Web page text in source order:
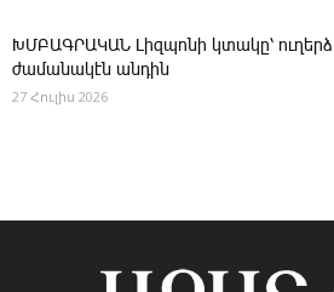
ԽՄԲԱԳՐԱԿԱՆ ­Լիզպոնի կտակը՝ ուղերձ
ժամանակէն անդին
27 Հուլիս 2026